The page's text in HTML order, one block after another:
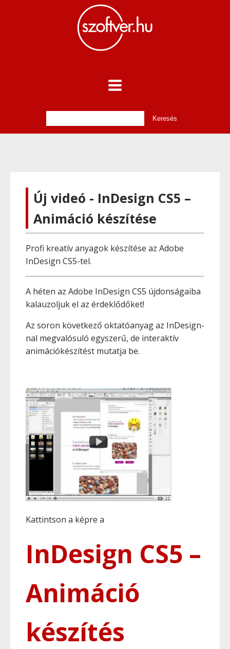
Új videó - InDesign CS5 –
Animáció készítése
Profi kreatív anyagok készítése az Adobe
InDesign CS5-tel.
A héten az Adobe InDesign CS5 újdonságaiba
kalauzoljuk el az érdeklődőket!
Az soron következő oktatóanyag az InDesign-
nal megvalósuló egyszerű, de interaktív
animációkészítést mutatja be.
Kattintson a képre a
InDesign CS5 –
Animáció
készítés